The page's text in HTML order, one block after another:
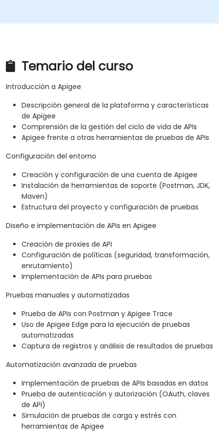
Temario del curso
Introducción a Apigee
Descripción general de la plataforma y características
de Apigee
Comprensión de la gestión del ciclo de vida de APIs
Apigee frente a otras herramientas de pruebas de APIs
Configuración del entorno
Creación y configuración de una cuenta de Apigee
Instalación de herramientas de soporte (Postman, JDK,
Maven)
Estructura del proyecto y configuración de pruebas
Diseño e implementación de APIs en Apigee
Creación de proxies de API
Configuración de políticas (seguridad, transformación,
enrutamiento)
Implementación de APIs para pruebas
Pruebas manuales y automatizadas
Prueba de APIs con Postman y Apigee Trace
Uso de Apigee Edge para la ejecución de pruebas
automatizadas
Captura de registros y análisis de resultados de pruebas
Automatización avanzada de pruebas
Implementación de pruebas de APIs basadas en datos
Prueba de autenticación y autorización (OAuth, claves
de API)
Simulación de pruebas de carga y estrés con
herramientas de Apigee